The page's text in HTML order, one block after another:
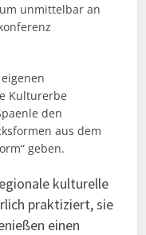
unmittelbar an
Kulturerbe
den
aus dem
geben.
kulturelle
praktiziert, sie
einen